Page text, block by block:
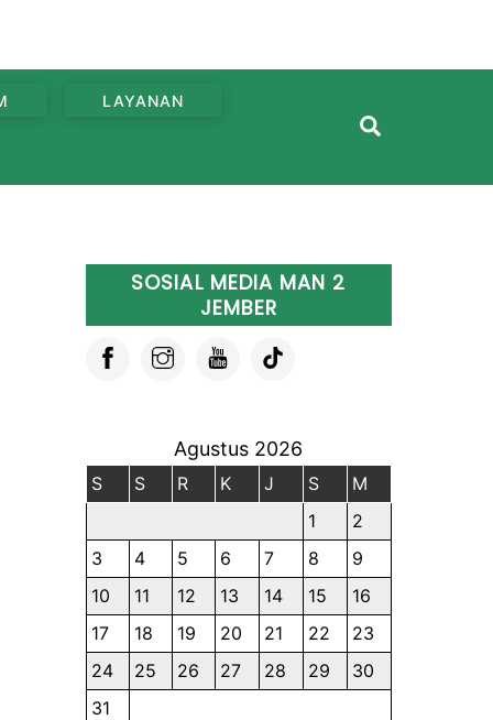
LAYANAN
SOSIAL MEDIA MAN 2
JEMBER
Agustus 2026
S S R K J S
M
1
2
3
4 5 6 7 8
9
10
11 12 13 14 15
16
17
18 19 20 21 22
23
24
25 26 27 28 29
30
31